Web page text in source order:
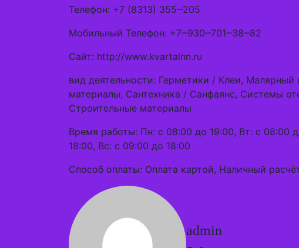
Телефон: +7 (8313) 355‒205
Мобильный Телефон: +7‒930‒701‒38‒82
Сайт: http://www.kvartalnn.ru
вид деятельности: Герметики / Клеи,
материалы, Сантехника / Санфаянс, Системы
Строительные материалы
Время работы: Пн: с 08:00 до 19:00, Вт: с 08:00
18:00, Вс: с 09:00 до 18:00
Способ оплаты: Оплата картой, Наличный
admin